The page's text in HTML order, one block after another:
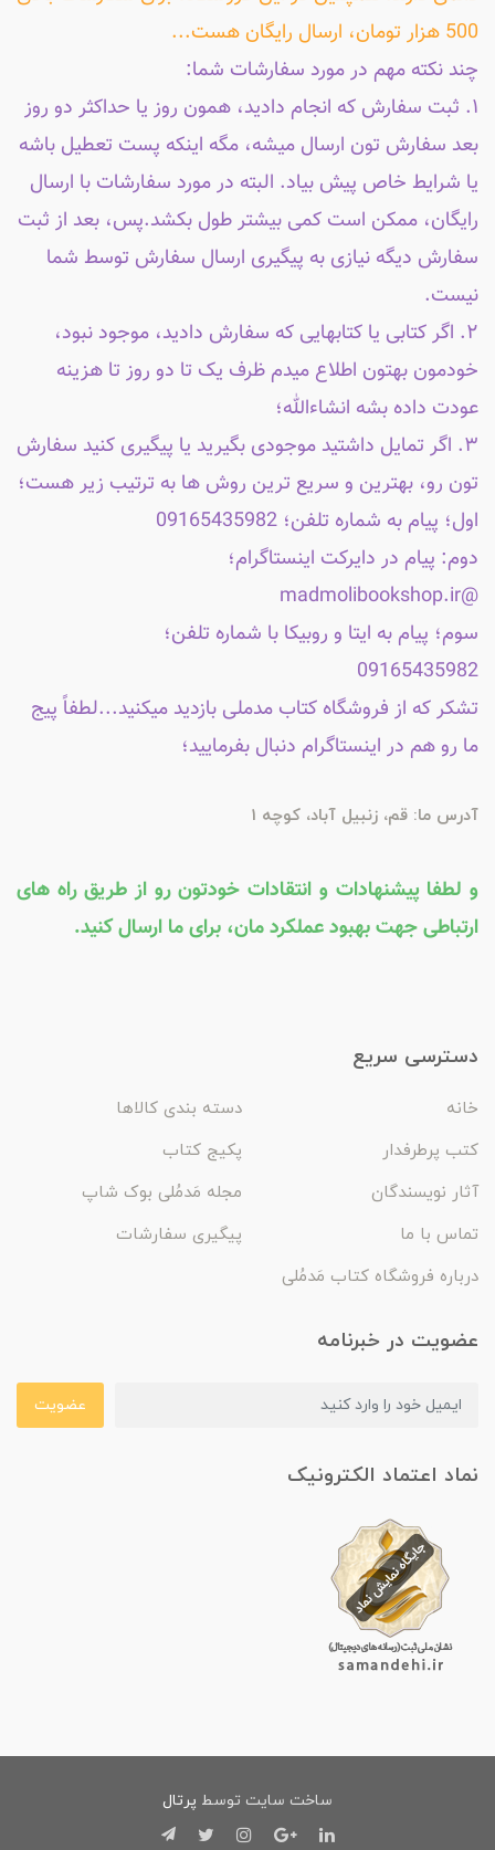
500 هزار تومان، ارسال رایگان هست...
چند نکته مهم در مورد سفارشات شما:
۱. ثبت سفارش که انجام دادید، همون روز یا حداکثر دو روز
بعد سفارش تون ارسال میشه، مگه اینکه پست تعطیل باشه
یا شرایط خاص پیش بیاد. البته در مورد سفارشات با ارسال
رایگان، ممکن است کمی بیشتر طول بکشد.پس، بعد از ثبت
سفارش دیگه نیازی به پیگیری ارسال سفارش توسط شما
نیست.
۲. اگر کتابی یا کتابهایی که سفارش دادید، موجود نبود،
خودمون بهتون اطلاع میدم ظرف یک تا دو روز تا هزینه
عودت داده بشه انشاءالله؛
۳. اگر تمایل داشتید موجودی بگیرید یا پیگیری کنید سفارش
تون رو، بهترین و سریع ترین روش ها به ترتیب زیر هست؛
اول؛ پیام به شماره تلفن؛ 09165435982
دوم: پیام در دایرکت اینستاگرام؛
@madmolibookshop.ir
سوم؛ پیام به ایتا و روبیکا با شماره تلفن؛
09165435982
تشکر که از فروشگاه کتاب مدملی بازدید میکنید...لطفاً پیج
ما رو هم در اینستاگرام دنبال بفرمایید؛
آدرس ما: قم، زنبیل آباد، کوچه 1
و لطفا پیشنهادات و انتقادات خودتون رو از طریق راه های
ارتباطی جهت بهبود عملکرد مان، برای ما ارسال کنید.
دسترسی سریع
خانه
دسته بندی کالاها
کتب پرطرفدار
پکیج کتاب
آثار نویسندگان
مجله مَدمُلی بوک شاپ
تماس با ما
پیگیری سفارشات
درباره فروشگاه کتاب مَدمُلی
عضویت در خبرنامه
عضویت
نماد اعتماد الکترونیک
ساخت سایت توسط پرتال